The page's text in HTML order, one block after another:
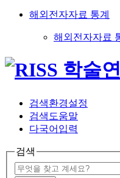
해외전자자료 통계
해외전자자료
검색환경설정
검색도움말
다국어입력
검색